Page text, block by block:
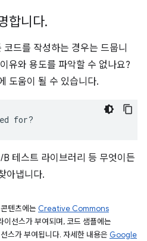
합니다.
드를 작성하는 경우는 드뭅니
유와 용도를 파악할 수 없나요?
도움이 될 수 있습니다.
for?
테스트 라이브러리 등 무엇이든
아냅니다.
텐츠에는 Creative Commons
이선스가 부여되며, 코드 샘플에는
스가 부여됩니다. 자세한 내용은 Google